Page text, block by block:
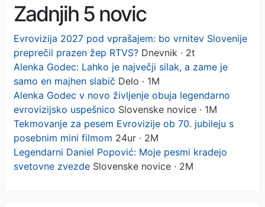
Zadnjih 5 novic
Evrovizija 2027 pod vprašajem: bo vrnitev Slovenije
preprečil prazen žep RTVS?​ Dnevnik · 2t
Alenka Godec: Lahko je največji silak, a zame je
samo en majhen slabič Delo · 1M
Alenka Godec v novo življenje obuja legendarno
evrovizijsko uspešnico Slovenske novice · 1M
Tekmovanje za pesem Evrovizije ob 70. jubileju s
posebnim mini filmom 24ur · 2M
Legendarni Daniel Popović: Moje pesmi kradejo
svetovne zvezde Slovenske novice · 2M